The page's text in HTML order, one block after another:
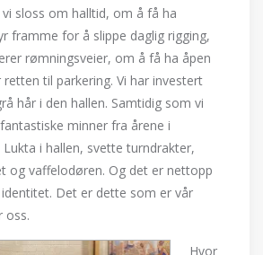
sloss om halltid, om å få ha
framme for å slippe daglig rigging,
rømningsveier, om å få ha åpen
til parkering. Vi har investert
hår i den hallen. Samtidig som vi
minner fra årene i
Lukta i hallen, svette turndrakter,
og vaffelodøren. Og det er nettopp
Det er dette som er vår
oss.
Hvor